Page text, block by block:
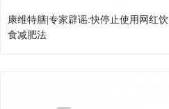
康维特膳|专家辟谣:快停止使用网红饮
食减肥法